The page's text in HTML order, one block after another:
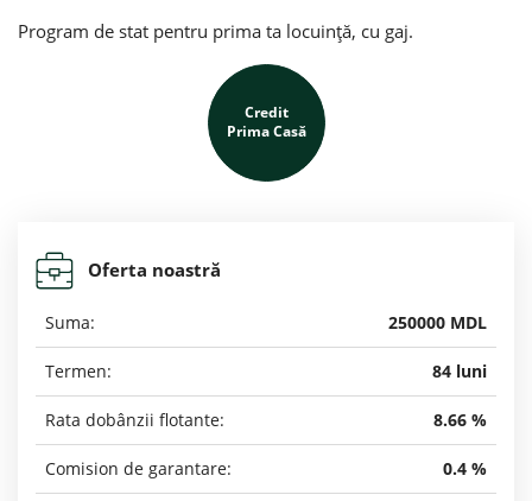
Program de stat pentru prima ta locuință, cu gaj.
Credit
Prima Casă
Oferta noastră
Suma: 250000 MDL
Termen: 84 luni
Rata dobânzii flotante: 8.66 %
Comision de garantare: 0.4 %